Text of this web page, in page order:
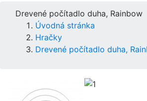
Drevené počítadlo duha, Rainbow
Úvodná stránka
Hračky
Drevené počítadlo duha,